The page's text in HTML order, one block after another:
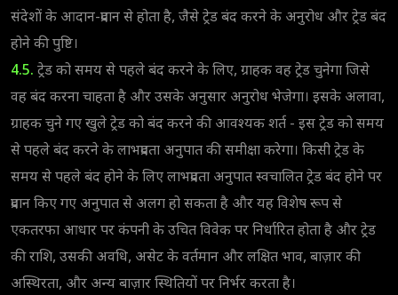
संदेशों के आदान-प्रदान से होता है, जैसे ट्रेड बंद करने के अनुरोध और ट्रेड बंद
होने की पुष्टि।
4.5. ट्रेड को समय से पहले बंद करने के लिए, ग्राहक वह ट्रेड चुनेगा जिसे
वह बंद करना चाहता है और उसके अनुसार अनुरोध भेजेगा। इसके अलावा,
ग्राहक चुने गए खुले ट्रेड को बंद करने की आवश्यक शर्त - इस ट्रेड को समय
से पहले बंद करने के लाभप्रदता अनुपात की समीक्षा करेगा। किसी ट्रेड के
समय से पहले बंद होने के लिए लाभप्रदता अनुपात स्वचालित ट्रेड बंद होने पर
प्रदान किए गए अनुपात से अलग हो सकता है और यह विशेष रूप से
एकतरफा आधार पर कंपनी के उचित विवेक पर निर्धारित होता है और ट्रेड
की राशि, उसकी अवधि, असेट के वर्तमान और लक्षित भाव, बाज़ार की
अस्थिरता, और अन्य बाज़ार स्थितियों पर निर्भर करता है।